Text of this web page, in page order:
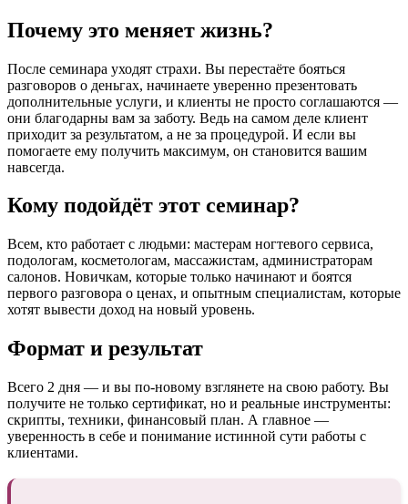
Почему это меняет жизнь?
После семинара уходят страхи. Вы перестаёте бояться
разговоров о деньгах, начинаете уверенно презентовать
дополнительные услуги, и клиенты не просто соглашаются —
они благодарны вам за заботу. Ведь на самом деле клиент
приходит за результатом, а не за процедурой. И если вы
помогаете ему получить максимум, он становится вашим
навсегда.
Кому подойдёт этот семинар?
Всем, кто работает с людьми: мастерам ногтевого сервиса,
подологам, косметологам, массажистам, администраторам
салонов. Новичкам, которые только начинают и боятся
первого разговора о ценах, и опытным специалистам, которые
хотят вывести доход на новый уровень.
Формат и результат
Всего 2 дня — и вы по-новому взглянете на свою работу. Вы
получите не только сертификат, но и реальные инструменты:
скрипты, техники, финансовый план. А главное —
уверенность в себе и понимание истинной сути работы с
клиентами.